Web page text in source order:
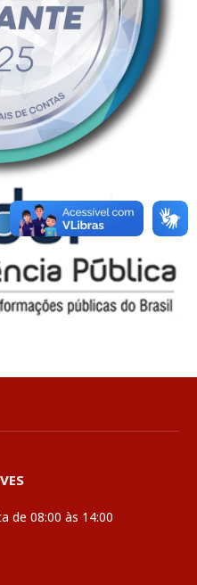
de 08:00 às 14:00